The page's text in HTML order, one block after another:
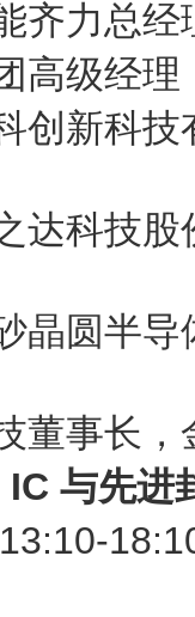
齐力总
高级经理
创新科
达科技
晶圆半
董事长
与先进